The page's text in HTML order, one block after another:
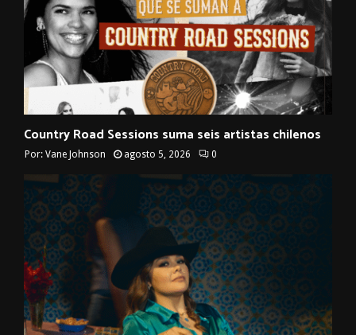
Country Road Sessions suma seis artistas chilenos
Por: Vane Johnson agosto 5, 2026 0